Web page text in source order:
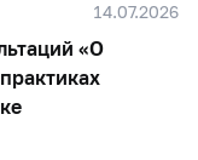
14.07.2026
«О